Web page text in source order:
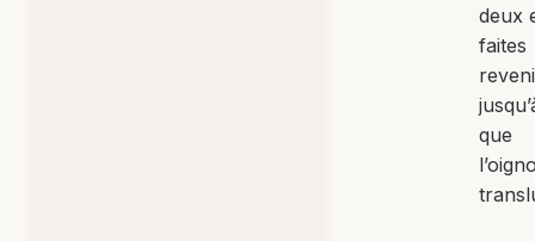
deux
faites
que